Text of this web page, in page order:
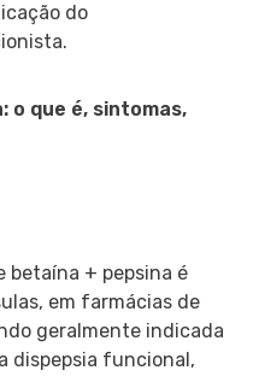
do
o que é, sintomas,
betaína + pepsina é
em farmácias de
geralmente indicada
dispepsia funcional,